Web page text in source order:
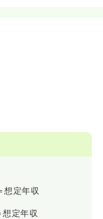
しているた
も魅力です。
がある方は、
手当や進研ゼ
福利厚生が非
想定年収
定年収